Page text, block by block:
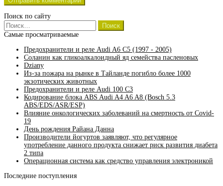
Поиск по сайту
Найти:
Самые просматриваемые
Предохранители и реле Audi A6 C5 (1997 - 2005)
Соланин как гликоалкалоидный яд семейства пасленовых
Dziany
Из-за пожара на рынке в Тайланде погибло более 1000
экзотических животных
Предохранители и реле Audi 100 C3
Кодирование блока ABS Audi A4 A6 A8 (Bosch 5.3
ABS/EDS/ASR/ESP)
Влияние онкологических заболеваний на смертность от Covid-
19
День рождения Райана Данна
Производители йогуртов заявляют, что регулярное
употребление данного продукта снижает риск развития диабета
2 типа
Операционная система как средство управления электроникой
Последние поступления